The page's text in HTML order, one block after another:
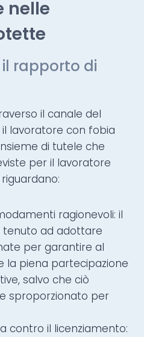
nelle
rapporto di
il canale del
lavoratore con fobia
di tutele che
per il lavoratore
ragionevoli: il
tenuto ad adottare
per garantire al
la piena partecipazione
salvo che ciò
sproporzionato per
contro il licenziamento: